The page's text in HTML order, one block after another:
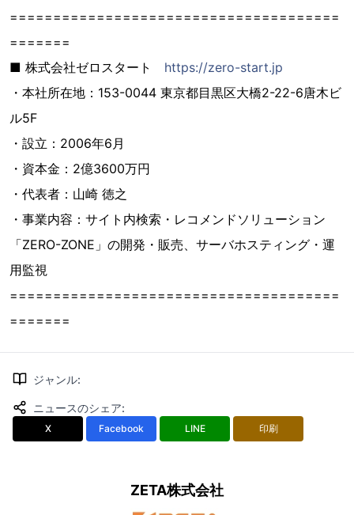
======================================
=======
■ 株式会社ゼロスタート https://zero-start.jp
・本社所在地：153-0044 東京都目黒区大橋2-22-6唐木ビ
ル5F
・設立：2006年6月
・資本金：2億3600万円
・代表者：山崎 徳之
・事業内容：サイト内検索・レコメンドソリューション
「ZERO-ZONE」の開発・販売、サーバホスティング・運
用監視
======================================
=======
ジャンル:
ニュースのシェア:
X Facebook LINE 印刷
ZETA株式会社